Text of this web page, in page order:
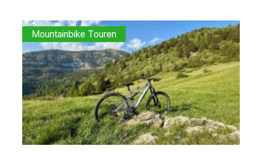
Mountainbike Touren